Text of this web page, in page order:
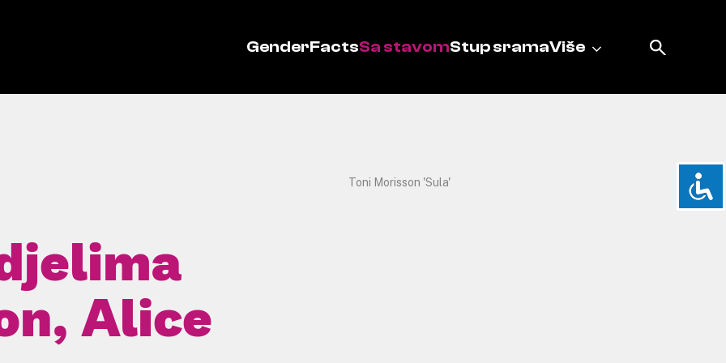
GenderFactsSa stavomStup sramaViše
Alice
Toni Morisson 'Sula'